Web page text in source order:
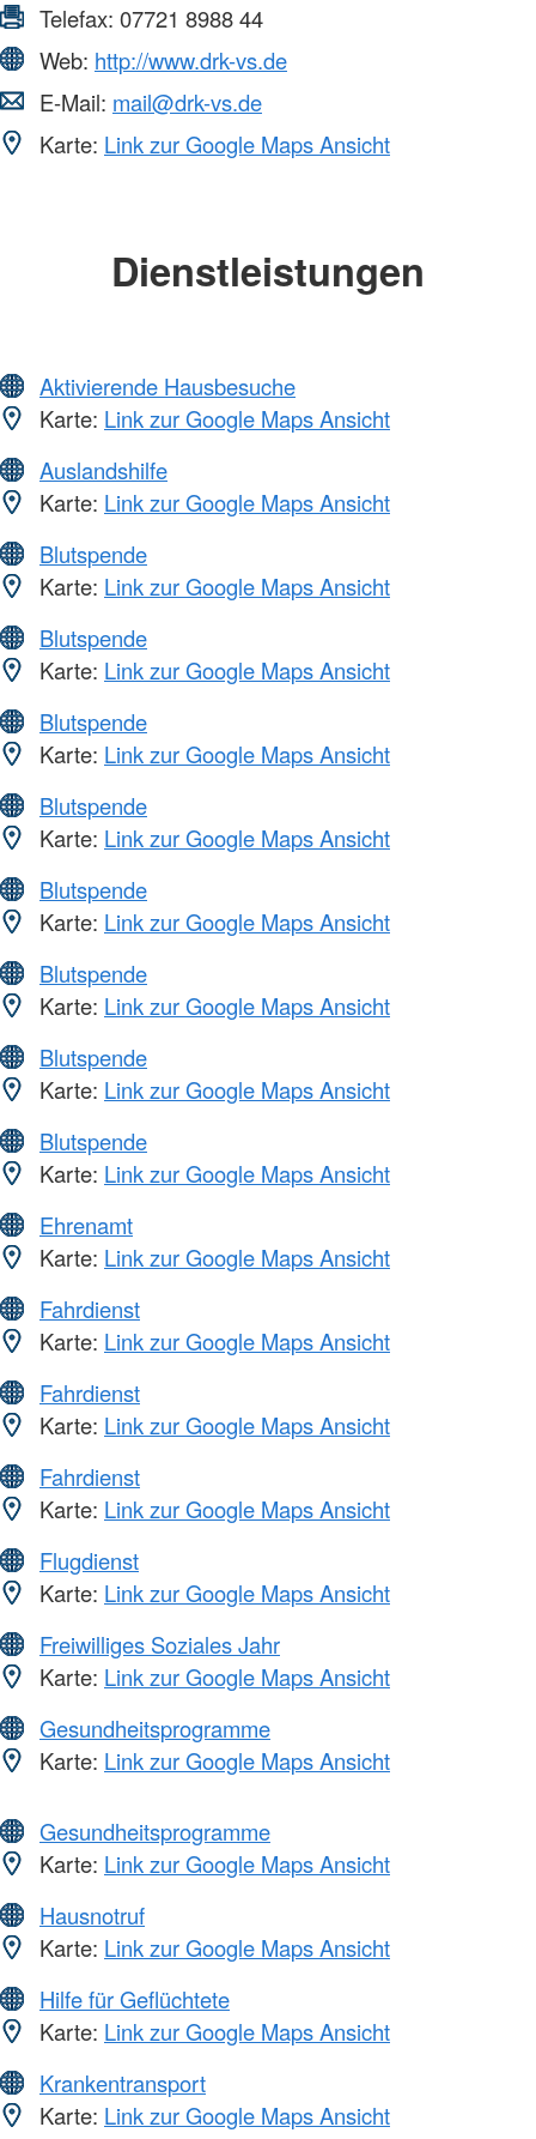
Telefax: 07721 8988 44
Web: http://www.drk-vs.de
E-Mail: mail@drk-vs.de
Karte: Link zur Google Maps Ansicht
Dienstleistungen
Aktivierende Hausbesuche
Karte: Link zur Google Maps Ansicht
Auslandshilfe
Karte: Link zur Google Maps Ansicht
Blutspende
Karte: Link zur Google Maps Ansicht
Blutspende
Karte: Link zur Google Maps Ansicht
Blutspende
Karte: Link zur Google Maps Ansicht
Blutspende
Karte: Link zur Google Maps Ansicht
Blutspende
Karte: Link zur Google Maps Ansicht
Blutspende
Karte: Link zur Google Maps Ansicht
Blutspende
Karte: Link zur Google Maps Ansicht
Blutspende
Karte: Link zur Google Maps Ansicht
Ehrenamt
Karte: Link zur Google Maps Ansicht
Fahrdienst
Karte: Link zur Google Maps Ansicht
Fahrdienst
Karte: Link zur Google Maps Ansicht
Fahrdienst
Karte: Link zur Google Maps Ansicht
Flugdienst
Karte: Link zur Google Maps Ansicht
Freiwilliges Soziales Jahr
Karte: Link zur Google Maps Ansicht
Gesundheitsprogramme
Karte: Link zur Google Maps Ansicht
Gesundheitsprogramme
Karte: Link zur Google Maps Ansicht
Hausnotruf
Karte: Link zur Google Maps Ansicht
Hilfe für Geflüchtete
Karte: Link zur Google Maps Ansicht
Krankentransport
Karte: Link zur Google Maps Ansicht